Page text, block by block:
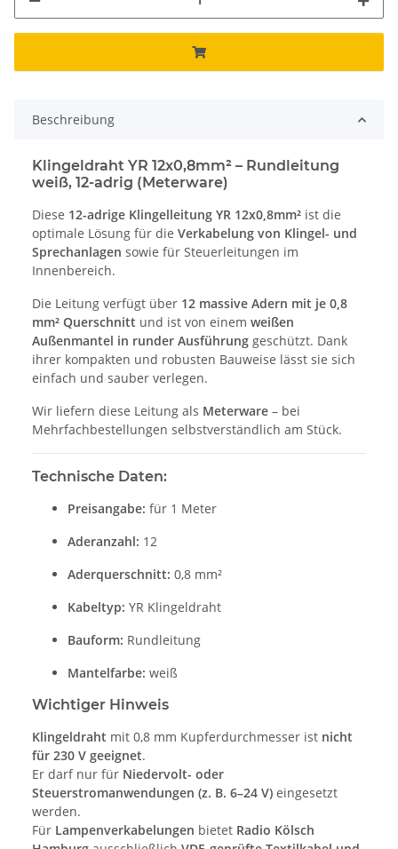
Beschreibung
Klingeldraht YR 12x0,8mm² – Rundleitung
weiß, 12-adrig (Meterware)
Diese 12-adrige Klingelleitung YR 12x0,8mm² ist die
optimale Lösung für die Verkabelung von Klingel- und
Sprechanlagen sowie für Steuerleitungen im
Innenbereich.
Die Leitung verfügt über 12 massive Adern mit je 0,8
mm² Querschnitt und ist von einem weißen
Außenmantel in runder Ausführung geschützt. Dank
ihrer kompakten und robusten Bauweise lässt sie sich
einfach und sauber verlegen.
Wir liefern diese Leitung als Meterware – bei
Mehrfachbestellungen selbstverständlich am Stück.
Technische Daten:
Preisangabe: für 1 Meter
Aderanzahl: 12
Aderquerschnitt: 0,8 mm²
Kabeltyp: YR Klingeldraht
Bauform: Rundleitung
Mantelfarbe: weiß
Wichtiger Hinweis
Klingeldraht mit 0,8 mm Kupferdurchmesser ist nicht
für 230 V geeignet.
Er darf nur für Niedervolt- oder
Steuerstromanwendungen (z. B. 6–24 V) eingesetzt
werden.
Für Lampenverkabelungen bietet Radio Kölsch